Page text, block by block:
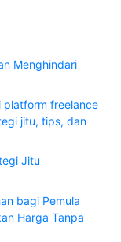
Menghindari
platform freelance
jitu, tips, dan
Jitu
bagi Pemula
Harga Tanpa